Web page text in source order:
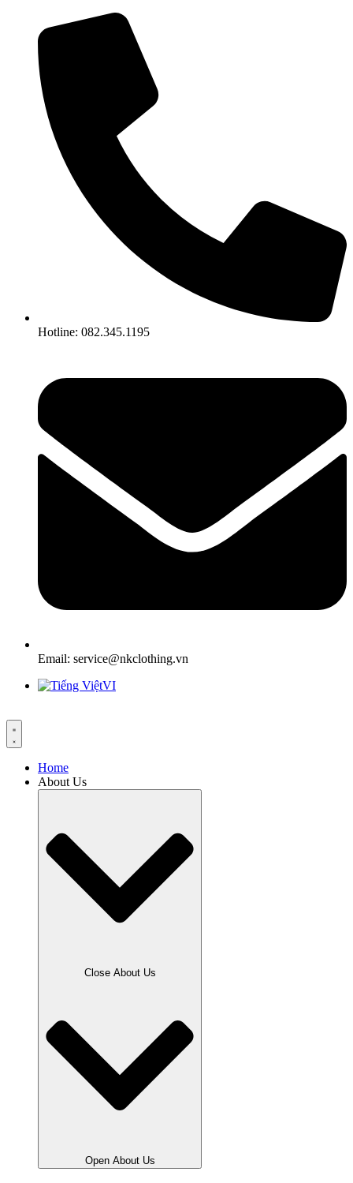
content
Hotline: 082.345.1195
Email: service@nkclothing.vn
VI
Home
About Us
Close About Us
Open About Us